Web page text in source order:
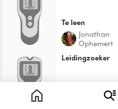
Te leen
Jonathan
Ophemert
Leidingzoeker
Til & Nico